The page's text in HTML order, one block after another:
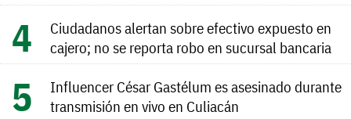
Ciudadanos alertan sobre efectivo expuesto en
cajero; no se reporta robo en sucursal bancaria
Influencer César Gastélum es asesinado durante
transmisión en vivo en Culiacán